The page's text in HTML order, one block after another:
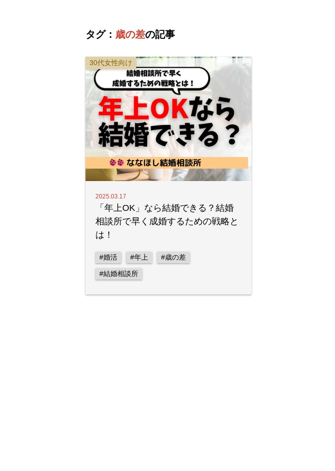
タグ： 歳の差の記事
2025.03.17
30代女性向け
「年上OK」なら結婚できる？結婚
相談所で早く成婚するための戦略と
は！
#婚活 #年上 #歳の差
#結婚相談所